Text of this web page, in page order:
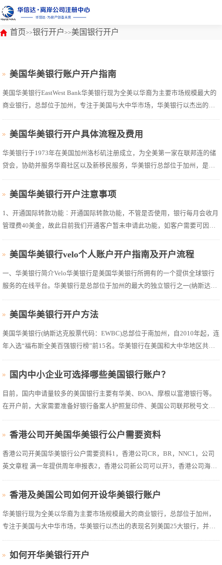
首页>>银行开户>>美国银行开户
美国华美银行账户开户指南
美国华美银行EastWest Bank华美银行现为全美以华裔为主要市场规模最大的
商业银行，总部位于加州，专注于美国与大中华市场，华美银行以杰出的表
现名列美国25大银行，并在福布斯(Forbes)“全美百强银行”排行榜上连续三年
名列前十。华美银行为美国上市公司，股票代号EWBC在NASDAQ Global
美国华美银行开户具体流程及费用
华美银行于1973年在美国加州洛杉矶注册成立，为全美第一家在联邦连的储
贷会，协助并服务华裔社区以及新移民服务，华美银行总部位于加州，是一
家金融企业。专注于美国与大中华市场，总资产达301亿美元，市值超过60亿
美元。华美银行以杰出的表现名列美国前30大银行，并于2010至2013年联系
美国华美银行开户注意事项
1、开通国际转款功能︰开通国际转款功能，不管是否使用，银行每月会收月
管理费40美金，故此目前我们开通客户暂未申请此功能，如客户需要可因转
款业务量增加再向银行申请。2、未开通转款方式︰客户需转款，填写电汇申
请表，直接邮件直银行，由银行指定负责人核实客户信息后进行转款;3、银
美国华美银行velo个人账户开户指南及开户流程
一、华美银行简介Velo华美银行是美国华美银行所拥有的一个提供全球银行
服务的在线平台。华美银行是总部位于加州的最大的独立银行之一(纳斯达克
上市公司股票代号：EWBC)。Velo华美银行向全球客户提供一个便捷和安全
的方式来了解和使用华美银行所提供的各项金融产品及服务。同时，客户也
美国华美银行开户方法
美国华美银行(纳斯达克股票代码：EWBC)总部位于南加州，自2010年起，连
年入选“福布斯全美百强银行榜”前15名。华美银行在美国和大中华地区共有
130多家分行，遍布美国东、西海岸及中部休斯敦地区;在大中华地区覆盖香
港、台北、上海、北京、广州、深圳、汕头、重庆和厦门。华美银行是美国
国内中小企业可选择哪些美国银行账户？
目前，国内申请量较多的美国银行主要有华美、BOA、摩根以富港银行等。
在开户前，大家需要准备好银行备案人护照复印件、美国公司联邦税号文
件、开户信息表、股东中英文名字签名等。开户流程则相对简单，很多美国
银行支持全程在线申请，开户周期为1到2周，对比香港地区银行(15天到1月)
香港公司开美国华美银行公户需要资料
香港公司开美国华美银行公户需要资料1，香港公司CR，BR，NNC1，公司
英文章程 满一年提供周年申报表2，香港公司新公司可以开3，香港公司海外
采购、销售合同各一份(如果能提供提单 报关单发票等最好)4，如果有国内公
司营业执照，发一下5，董事股东身份证，护照6，银行KYC表格(我们提供客
香港及美国公司如何开设华美银行账户
华美银行现为全美以华裔为主要市场规模最大的商业银行，总部位于加州，
专注于美国与大中华市场，华美银行以杰出的表现名列美国25大银行，并在
福布斯(Forbes)“全美百强银行”排行榜上连续三年名列前十。美国市场主要分
布于加州、纽约、乔治亚州、马萨诸塞州 、德州以及华盛顿州;在北京、上海
如何开华美银行开户